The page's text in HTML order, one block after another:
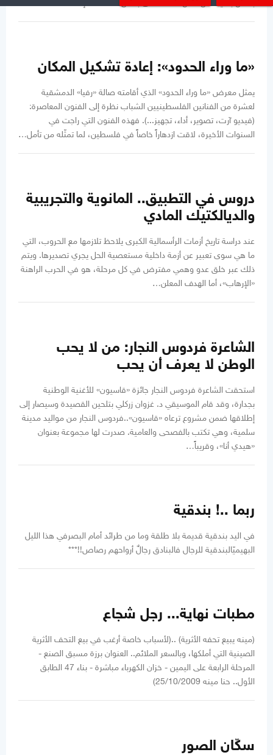
بشكل بسيط من خلال الحفاظ على بعض المشاهد، إنما…
«ما وراء الحدود»: إعادة تشكيل المكان
يمثل معرض «ما وراء الحدود» الذي أقامته صالة «رفيا» الدمشقية
لعشرة من الفنانين الفلسطينيين الشباب نظرة إلى الفنون المعاصرة:
(فيديو آرت، تصوير، أداء، تجهيز...). فهذه الفنون التي راجت في
السنوات الأخيرة، لاقت ازدهاراً خاصاً في فلسطين، لما تمثّله من تأمل…
دروس في التطبيق.. المانوية والتجريبية
والديالكتيك المادي
عند دراسة تاريخ أزمات الرأسمالية الكبرى يلاحظ تلازمها مع الحروب، التي
ما هي سوى تعبير عن أزمة داخلية مستعصية الحل يجري تصديرها. ويتم
ذلك عبر خلق عدو وهمي مفترض في كل مرحلة، هو في الحرب الراهنة
«الإرهاب»، أما الهدف المعلن…
الشاعرة فردوس النجار: من لا يحب
الوطن لا يعرف أن يحب
استحقت الشاعرة فردوس النجار جائزة «قاسيون» للأغنية الوطنية
بجدارة، وقد قام الموسيقي د. غزوان زركلي بتلحين القصيدة وسيصار إلى
إطلاقها ضمن مشروع ترعاه «قاسيون»..فردوس النجار من مواليد مدينة
سلمية، وهي تكتب بالفصحى والعامية. صدرت لها مجموعة بعنوان
«هيدي أنا»، وقريباً…
ربما ..! بندقية
في اليد بندقية قديمة بلا طلقة وما من طرائد أمام البصرفي هذا الليل
البهيميّالبندقية للرجال فالبنادق رجالٌ أرواحهم رصاص!!***
مطبات نهاية... رجل شجاع
(مينه يبيع تحفه الأثرية) ..(لأسباب خاصة أرغب في بيع التحف الأثرية
الصينية التي أملكها، وبالسعر الملائم.. العنوان برزة مسبق الصنع -
المرحلة الرابعة على اليمين - خزان الكهرباء مباشرة - بناء 47 الطابق
الأول.. حنا مينه 25/10/2009)
سكّان الصور